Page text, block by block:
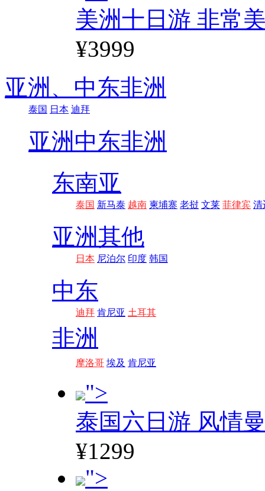
美洲十日游 非常
¥3999
亚洲、 中东非洲
泰国 日本 迪拜
亚洲 中东非洲
东南亚
泰国 新马泰 越南 柬埔寨 老挝 文莱 菲律宾 清
亚洲其他
日本 尼泊尔 印度 韩国
中东
迪拜 肯尼亚 土耳其
非洲
摩洛哥 埃及 肯尼亚
">
泰国六日游 风情
¥1299
">